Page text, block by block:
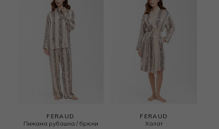
FERAUD
Пижама рубашка / брюки
FERAUD
Халат